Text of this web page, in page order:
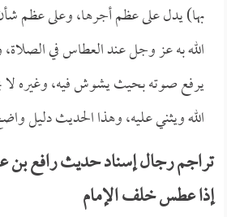
بها) يدل على عظم أجرها، وعلى عظم
الله به عز وجل عند العطاس في
يرفع صوته بحيث يشوش فيه، وغيره لا
الله ويثني عليه، وهذا الحديث دليل
تراجم رجال إسناد حديث رافع بن
إذا عطس خلف الإمام